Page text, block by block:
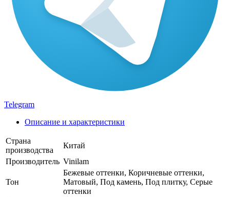
Telegram
Описание и характеристики
Страна
производства
Китай
Производитель Vinilam
Тон
Бежевые оттенки, Коричневые оттенки,
Матовый, Под камень, Под плитку, Серые
оттенки